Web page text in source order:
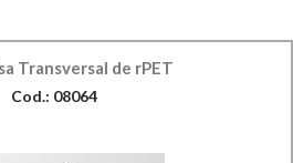
Transversal de rPET
Cod.: 08064